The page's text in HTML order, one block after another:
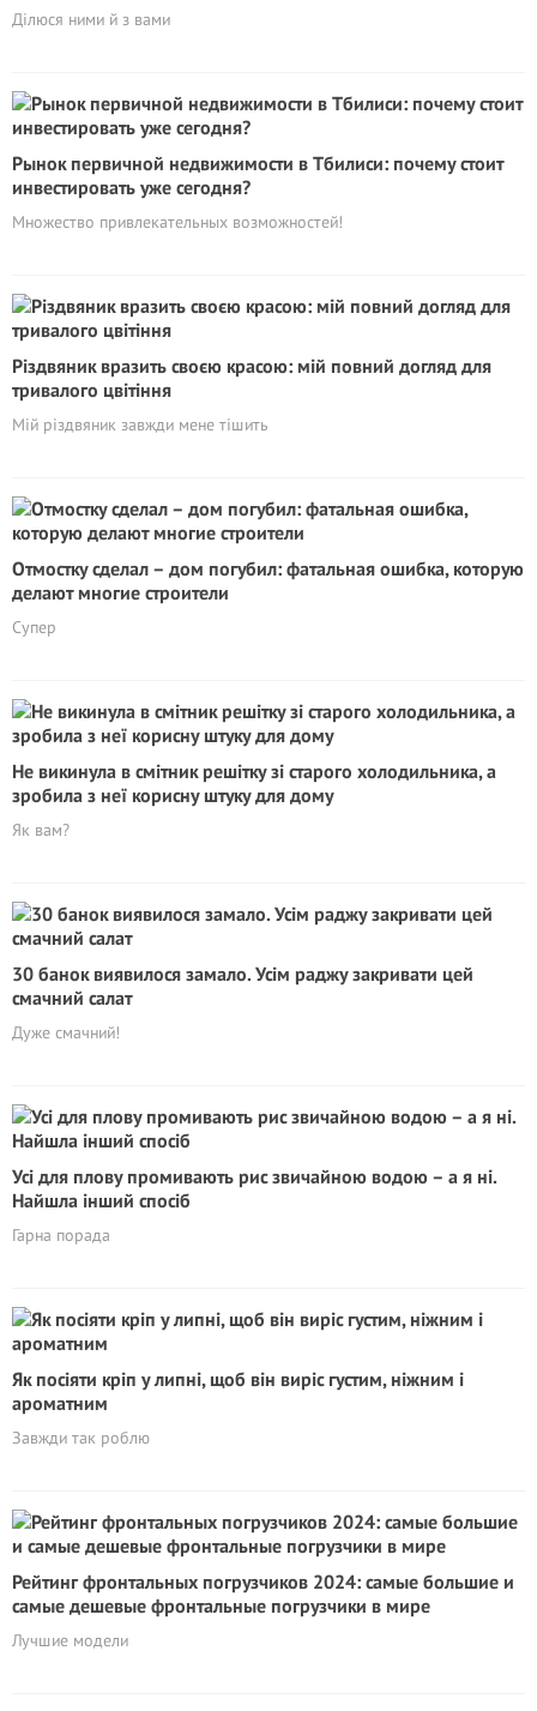
Ділюся ними й з вами
Рынок первичной недвижимости в Тбилиси: почему стоит
инвестировать уже сегодня?
Множество привлекательных возможностей!
Різдвяник вразить своєю красою: мій повний догляд для
тривалого цвітіння
Мій різдвяник завжди мене тішить
Отмостку сделал – дом погубил: фатальная ошибка, которую
делают многие строители
Супер
Не викинула в смітник решітку зі старого холодильника, а
зробила з неї корисну штуку для дому
Як вам?
30 банок виявилося замало. Усім раджу закривати цей
смачний салат
Дуже смачний!
Усі для плову промивають рис звичайною водою – а я ні.
Найшла інший спосіб
Гарна порада
Як посіяти кріп у липні, щоб він виріс густим, ніжним і
ароматним
Завжди так роблю
Рейтинг фронтальных погрузчиков 2024: самые большие и
самые дешевые фронтальные погрузчики в мире
Лучшие модели